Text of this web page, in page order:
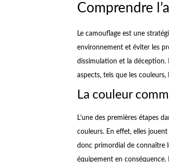
Comprendre
Le camouflage est une
environnement et éviter les
dissimulation et la déception.
aspects, tels que les
La couleur
L’une des premières étapes
couleurs. En effet, elles
donc primordial de connaître
équipement en